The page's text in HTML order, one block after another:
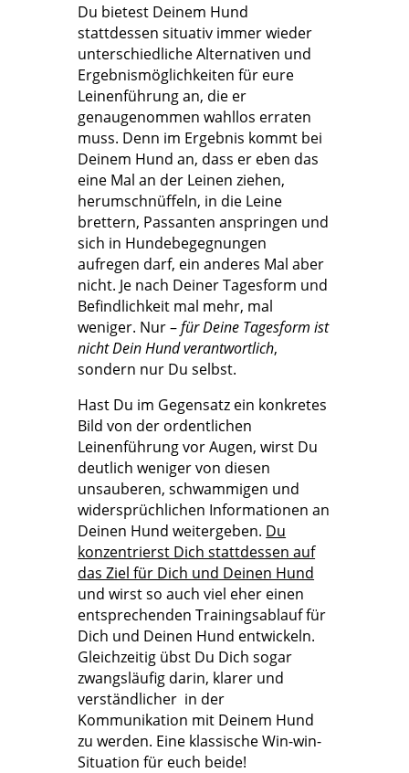
Du bietest Deinem Hund
stattdessen situativ immer wieder
unterschiedliche Alternativen und
Ergebnismöglichkeiten für eure
Leinenführung an, die er
genaugenommen wahllos erraten
muss. Denn im Ergebnis kommt bei
Deinem Hund an, dass er eben das
eine Mal an der Leinen ziehen,
herumschnüffeln, in die Leine
brettern, Passanten anspringen und
sich in Hundebegegnungen
aufregen darf, ein anderes Mal aber
nicht. Je nach Deiner Tagesform und
Befindlichkeit mal mehr, mal
weniger. Nur –für Deine Tagesform ist
nicht Dein Hund verantwortlich,
sondern nur Du selbst.
Hast Du im Gegensatz ein konkretes
Bild von der ordentlichen
Leinenführung vor Augen, wirst Du
deutlich weniger von diesen
unsauberen, schwammigen und
widersprüchlichen Informationen an
Deinen Hund weitergeben. Du
konzentrierst Dich stattdessen auf
das Ziel für Dich und Deinen Hund
und wirst so auch viel eher einen
entsprechenden Trainingsablauf für
Dich und Deinen Hund entwickeln.
Gleichzeitig übst Du Dich sogar
zwangsläufig darin, klarer und
verständlicher in der
Kommunikation mit Deinem Hund
zu werden. Eine klassische Win-win-
Situation für euch beide!